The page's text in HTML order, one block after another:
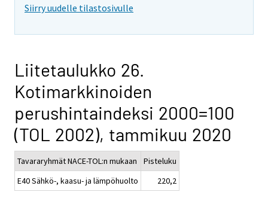
Siirry uudelle tilastosivulle
Liitetaulukko 26.
Kotimarkkinoiden
perushintaindeksi 2000=100
(TOL 2002), tammikuu 2020
Tavararyhmät NACE-TOL:n mukaan
Pisteluku
E40 Sähkö-, kaasu- ja lämpöhuolto
220,2